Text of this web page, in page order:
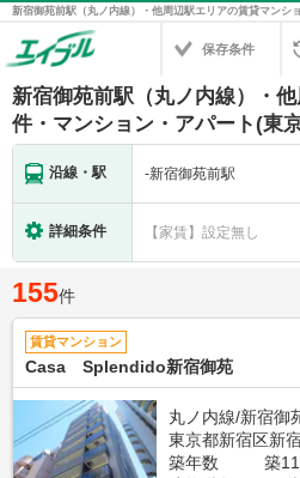
保存条件
新宿御苑前駅（丸ノ内線）・
件・マンション・アパート(東
沿線・駅 -新宿御苑前駅
詳細条件 【家賃】設定無し
155件
賃貸マンション
Casa Splendido新宿御苑
丸ノ内線/新宿御
東京都新宿区新
築年数
築